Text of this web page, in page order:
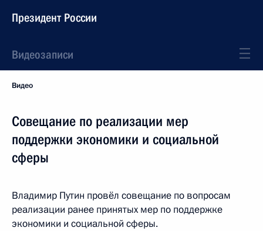
Президент России
Видеозаписи
Видео
Совещание по реализации мер
поддержки экономики и социальной
сферы
Владимир Путин провёл совещание по вопросам
реализации ранее принятых мер по поддержке
экономики и социальной сферы.